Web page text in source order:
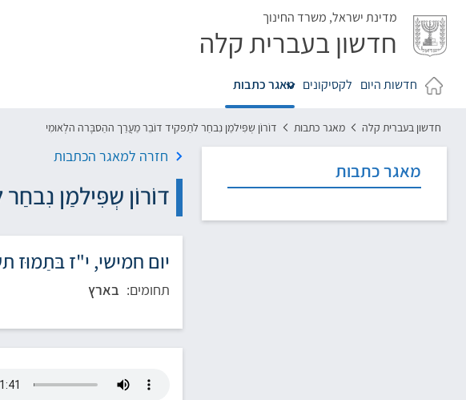
דלג
מדינת ישראל, משרד החינוך
חדשון בעברית קלה
חדשות היום לקסיקונים מאגר כתבות
חדשון בעברית קלה מאגר כתבות דוֹרוֹן שְפִּילמַן נִבחַר לתַפקִיד דוֹבֵר מַעֲרַך ההַסבָּרה הלְאוּמִי
מאגר כתבות
חזרה למאגר הכתבות
דוֹרוֹן שְפִּילמַן
יום חמישי, י"ז בּתַמוּז תשפ"ו, 2
תחומים: בארץ